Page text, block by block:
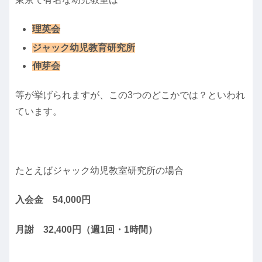
理英会
ジャック幼児教育研究所
伸芽会
等が挙げられますが、この3つのどこかでは？といわれ
ています。
たとえばジャック幼児教室研究所の場合
入会金 54,000円
月謝 32,400円（週1回・1時間）